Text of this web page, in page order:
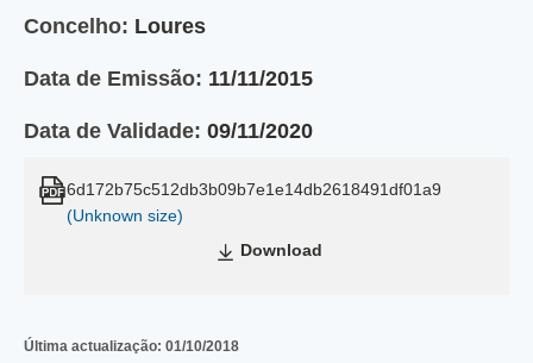
Concelho: Loures
Data de Emissão: 11/11/2015
Data de Validade: 09/11/2020
6d172b75c512db3b09b7e1e14db2618491df01a9
(Unknown size)
Download
Última actualização: 01/10/2018